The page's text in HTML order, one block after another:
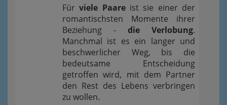
Fürviele Paareist sie einer der
romantischsten Momente ihrer
Beziehung - die Verlobung.
Manchmal ist es ein langer und
beschwerlicher Weg, bis die
bedeutsame Entscheidung
getroffen wird, mit dem Partner
den Rest des Lebens verbringen
zu wollen.